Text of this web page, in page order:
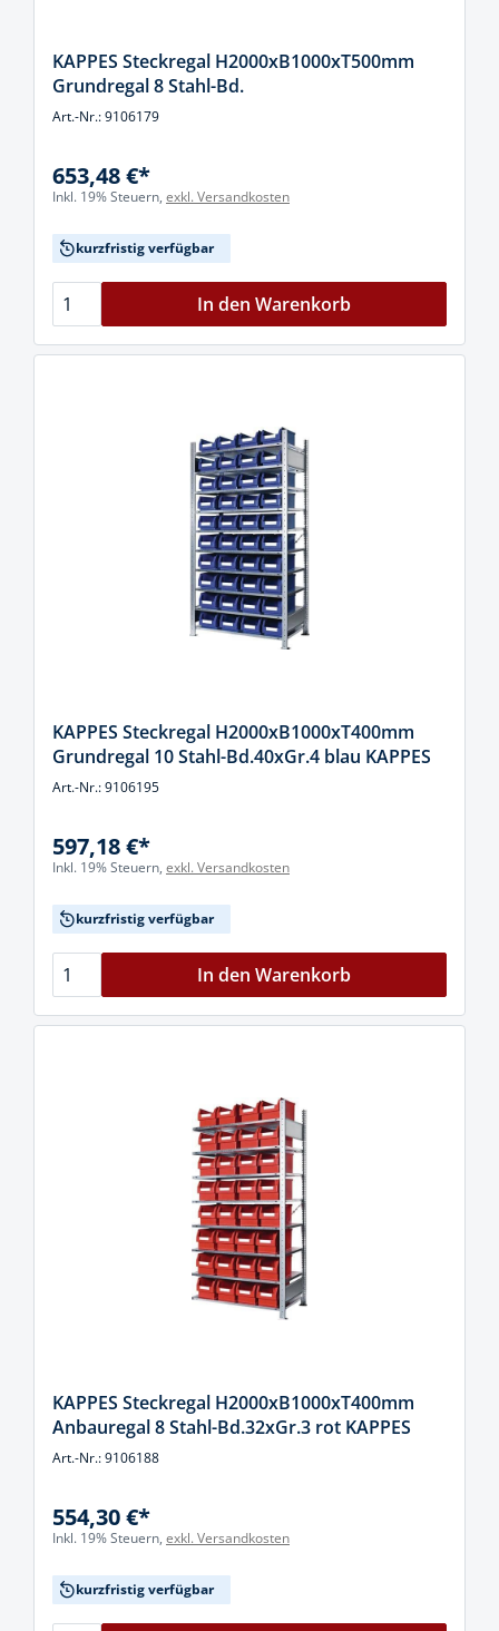
KAPPES Steckregal H2000xB1000xT500mm
Grundregal 8 Stahl-Bd.
Art.-Nr.: 9106179
653,48 €*
Inkl. 19% Steuern, exkl. Versandkosten
kurzfristig verfügbar
In den Warenkorb
KAPPES Steckregal H2000xB1000xT400mm
Grundregal 10 Stahl-Bd.40xGr.4 blau KAPPES
Art.-Nr.: 9106195
597,18 €*
Inkl. 19% Steuern, exkl. Versandkosten
kurzfristig verfügbar
In den Warenkorb
KAPPES Steckregal H2000xB1000xT400mm
Anbauregal 8 Stahl-Bd.32xGr.3 rot KAPPES
Art.-Nr.: 9106188
554,30 €*
Inkl. 19% Steuern, exkl. Versandkosten
kurzfristig verfügbar